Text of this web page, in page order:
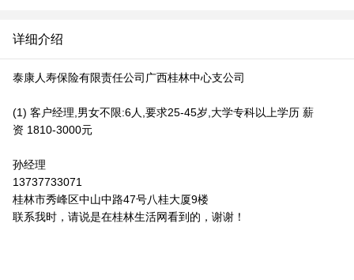
详细介绍
泰康人寿保险有限责任公司广西桂林中心支公司
(1) 客户经理,男女不限:6人,要求25-45岁,大学专科以上学历 薪
资 1810-3000元
孙经理
13737733071
桂林市秀峰区中山中路47号八桂大厦9楼
联系我时，请说是在桂林生活网看到的，谢谢！